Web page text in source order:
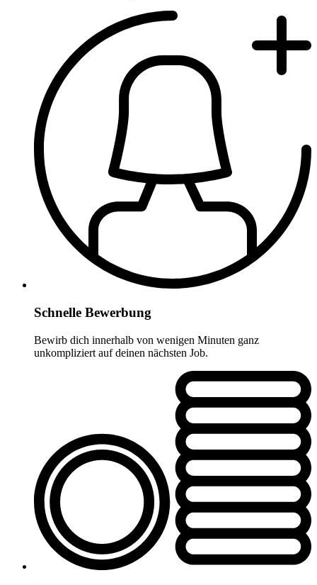
Schnelle Bewerbung
Bewirb dich innerhalb von wenigen Minuten ganz
unkompliziert auf deinen nächsten Job.